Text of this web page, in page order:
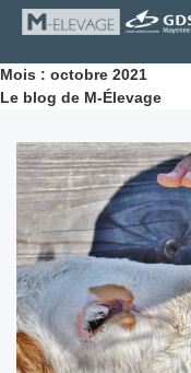
Mois : octobre 2021
Le blog de M-Élevage